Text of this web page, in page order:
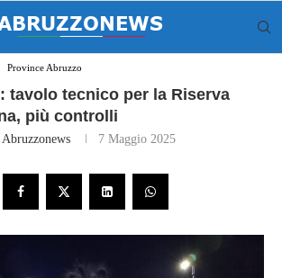
Province Abruzzo
tavolo tecnico per la Riserva
più controlli
Abruzzonews 7 Maggio 2025